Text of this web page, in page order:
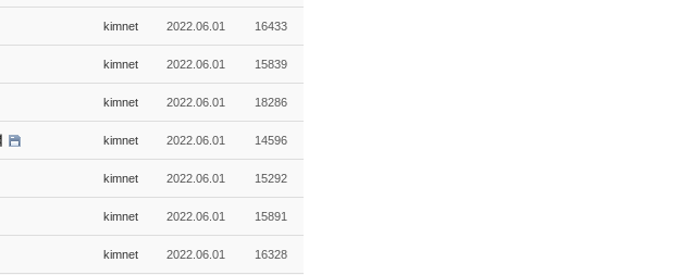
kimnet 2022.06.01 16433
kimnet 2022.06.01 15839
kimnet 2022.06.01 18286
kimnet 2022.06.01 14596
kimnet 2022.06.01 15292
kimnet 2022.06.01 15891
kimnet 2022.06.01 16328